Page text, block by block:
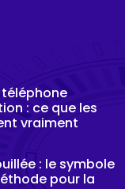
: ce que les
vraiment
: le symbole
pour la